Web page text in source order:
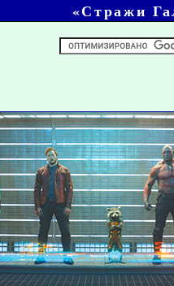
«Стражи